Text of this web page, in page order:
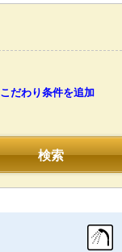
こだわり条件を追加
検索